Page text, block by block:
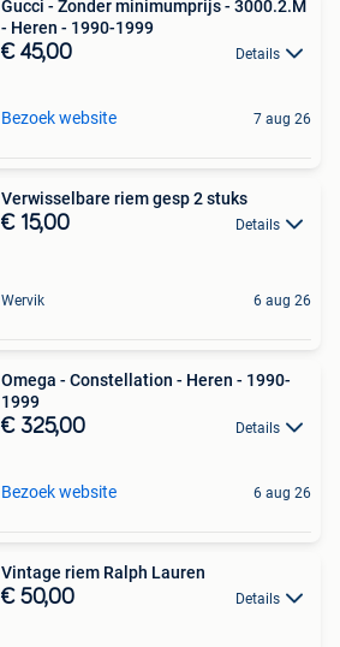
Gucci - Zonder minimumprijs - 3000.2.M
- Heren - 1990-1999
€ 45,00 Details
Bezoek website 7 aug 26
Verwisselbare riem gesp 2 stuks
€ 15,00 Details
Wervik 6 aug 26
Omega - Constellation - Heren - 1990-
1999
€ 325,00 Details
Bezoek website 6 aug 26
Vintage riem Ralph Lauren
€ 50,00 Details